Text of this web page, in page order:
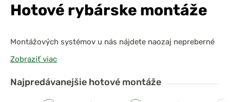
Hotové rybárske montáže
Montážových systémov u nás nájdete naozaj nepreberné
množstvo, v ktorom si vyberie každý rybár. Ponuka
obratlíky, s gumovými prevlekmi, bočnými klipmi na olovo
Zobraziť viac
Najpredávanejšie hotové montáže